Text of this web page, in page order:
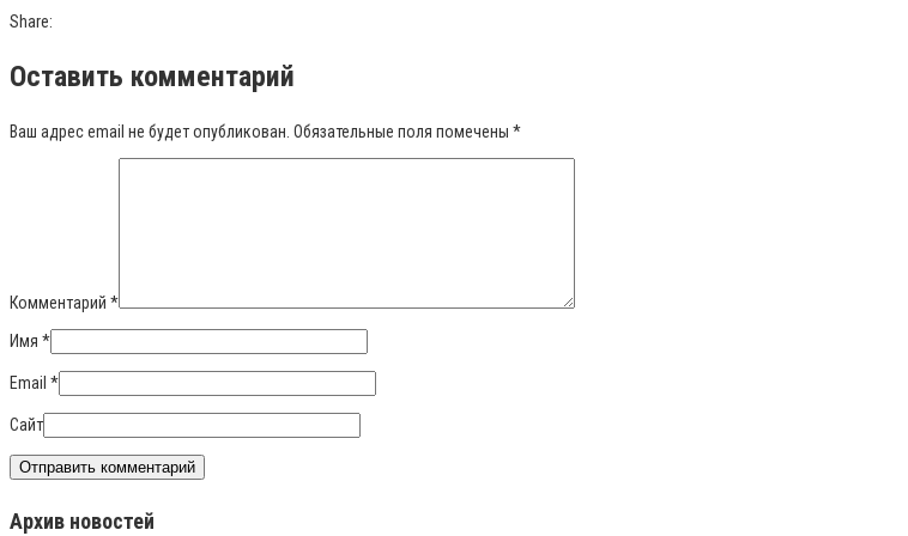
Share:
Оставить комментарий
Ваш адрес email не будет опубликован. Обязательные поля помечены *
Комментарий *
Имя *
Email *
Сайт
Архив новостей